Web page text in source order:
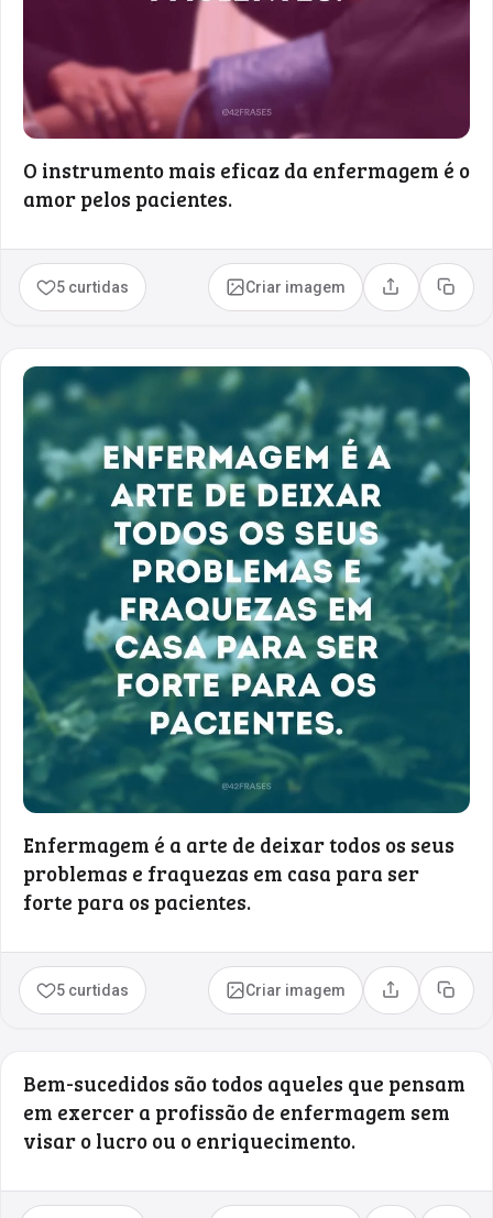
O instrumento mais eficaz da enfermagem é o
amor pelos pacientes.
5 curtidas Criar imagem Compartilhar
Copiar
Enfermagem é a arte de deixar todos os seus
problemas e fraquezas em casa para ser
forte para os pacientes.
5 curtidas Criar imagem Compartilhar
Copiar
Bem-sucedidos são todos aqueles que pensam
em exercer a profissão de enfermagem sem
visar o lucro ou o enriquecimento.